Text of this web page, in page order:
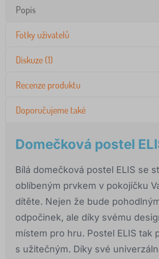
Popis
Fotky uživatelů
Diskuze (1)
Recenze produktu
Doporučujeme také
Domečková postel
Bílá domečková postel ELIS se
oblíbeným prvkem v pokojíčku
dítěte. Nejen že bude
odpočinek, ale díky svému
místem pro hru. Postel ELIS tak
s užitečným. Díky své